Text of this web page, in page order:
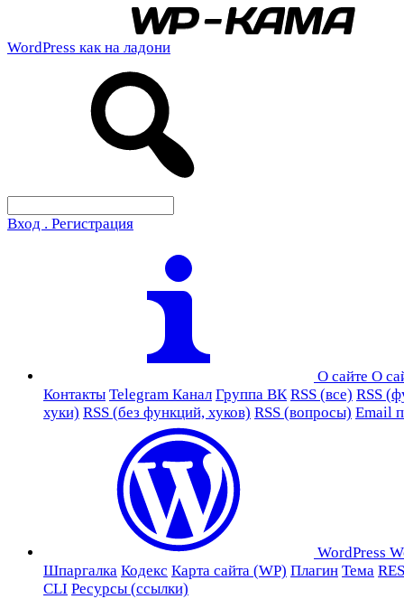
WordPress как на ладони
Вход . Регистрация
О сайте О
Контакты Telegram Канал Группа ВК RSS (все) RSS
хуки) RSS (без функций, хуков) RSS (вопросы) Email
WordPress
Шпаргалка Кодекс Карта сайта (WP) Плагин Тема
CLI Ресурсы (ссылки)